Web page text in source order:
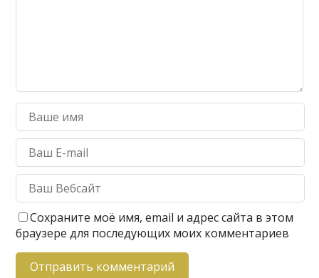
Сохраните моё имя, email и адрес сайта в этом
браузере для последующих моих комментариев